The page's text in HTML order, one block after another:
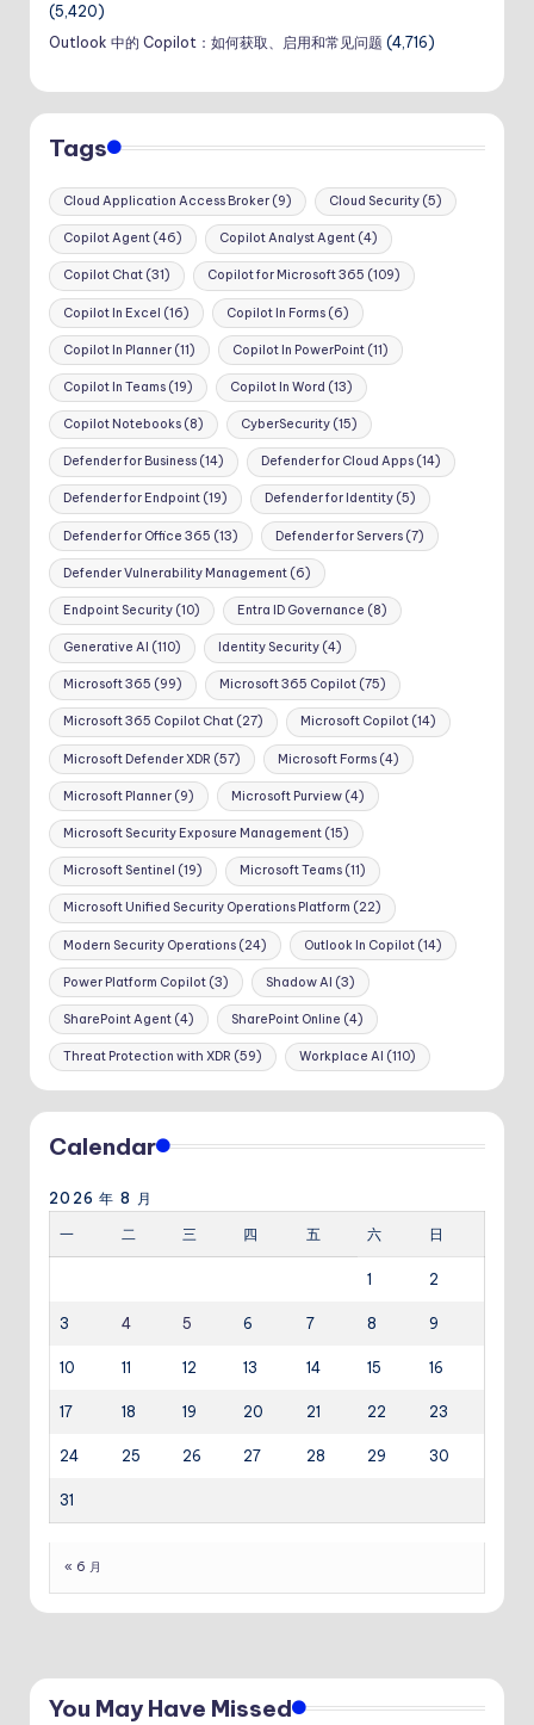
(5,420)
Outlook 中的 Copilot：如何获取、启用和常见问题 (4,716)
Tags
Cloud Application Access Broker (9) Cloud Security(5)
Copilot Agent (46) Copilot Analyst Agent(4)
Copilot Chat (31) Copilot for Microsoft 365 (109)
Copilot In Excel (16) Copilot In Forms(6)
Copilot In Planner (11) Copilot In PowerPoint(11)
Copilot In Teams (19) Copilot In Word (13)
Copilot Notebooks (8) CyberSecurity(15)
Defender for Business (14) Defender for Cloud Apps(14)
Defender for Endpoint (19) Defender for Identity(5)
Defender for Office 365 (13) Defender for Servers(7)
Defender Vulnerability Management (6)
Endpoint Security (10) Entra ID Governance (8)
Generative AI (110) Identity Security(4)
Microsoft 365 (99) Microsoft 365 Copilot(75)
Microsoft 365 Copilot Chat (27) Microsoft Copilot(14)
Microsoft Defender XDR (57) Microsoft Forms(4)
Microsoft Planner (9) Microsoft Purview(4)
Microsoft Security Exposure Management (15)
Microsoft Sentinel (19) Microsoft Teams(11)
Microsoft Unified Security Operations Platform (22)
Modern Security Operations (24) Outlook In Copilot(14)
Power Platform Copilot (3) Shadow AI (3)
SharePoint Agent (4) SharePoint Online (4)
Threat Protection with XDR (59) Workplace AI (110)
Calendar
2026 年 8 月
一
二 三 四 五 六 日
1 2
3 4 5 6 7 8 9
10 11 12 13 14 15 16
17 18 19 20 21 22 23
24 25 26 27 28 29 30
31
« 6 月
You May Have Missed